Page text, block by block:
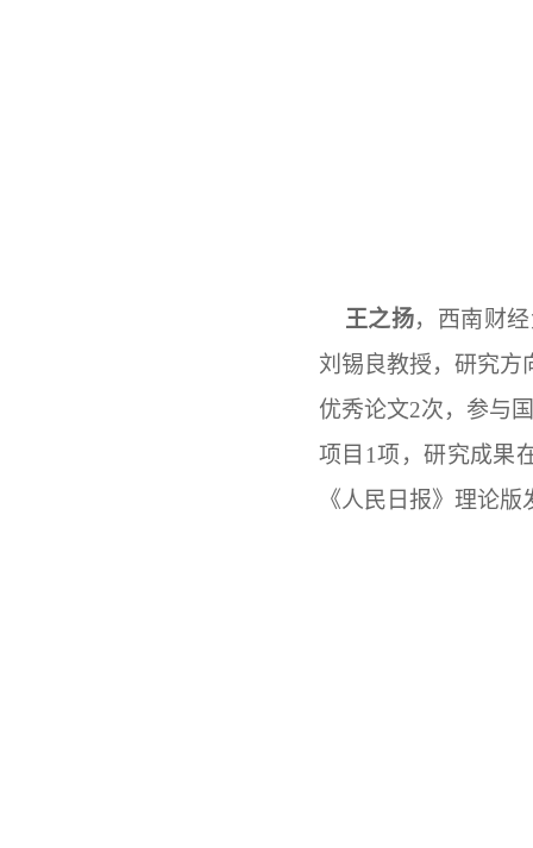
王之扬，西南财
刘锡良教授，研究方
优秀论文2次，参与
项目1项，研究成果
《人民日报》理论